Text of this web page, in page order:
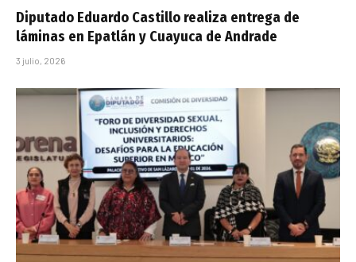
Diputado Eduardo Castillo realiza entrega de
láminas en Epatlán y Cuayuca de Andrade
3 julio, 2026